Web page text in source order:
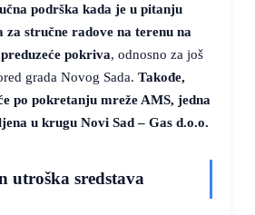
podrška kada je u pitanju
za stručne radove na terenu na
pokriva, odnosno za još
grada Novog Sada. Takođe,
po pokretanju mreže AMS, jedna
u krugu Novi Sad – Gas d.o.o.
utroška sredstava